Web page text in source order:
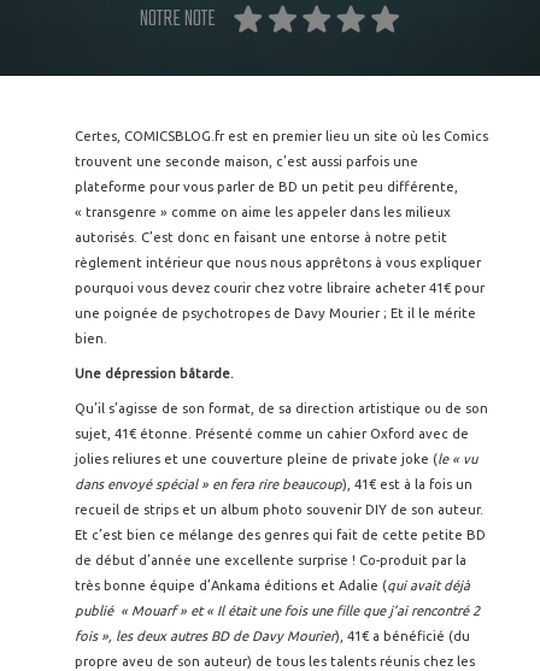
NOTRE NOTE
Certes, COMICSBLOG.fr est en premier lieu un site où les Comics
trouvent une seconde maison, c’est aussi parfois une
plateforme pour vous parler de BD un petit peu différente,
« transgenre » comme on aime les appeler dans les milieux
autorisés. C’est donc en faisant une entorse à notre petit
règlement intérieur que nous nous apprêtons à vous expliquer
pourquoi vous devez courir chez votre libraire acheter 41€ pour
une poignée de psychotropes de Davy Mourier ; Et il le mérite
bien.
Une dépression bâtarde.
Qu’il s’agisse de son format, de sa direction artistique ou de son
sujet, 41€ étonne. Présenté comme un cahier Oxford avec de
jolies reliures et une couverture pleine de private joke (le « vu
dans envoyé spécial » en fera rire beaucoup), 41€ est à la fois un
recueil de strips et un album photo souvenir DIY de son auteur.
Et c’est bien ce mélange des genres qui fait de cette petite BD
de début d’année une excellente surprise ! Co-produit par la
très bonne équipe d’Ankama éditions et Adalie (qui avait déjà
publié « Mouarf » et « Il était une fois une fille que j’ai rencontré 2
fois », les deux autres BD de Davy Mourier), 41€ a bénéficié (du
propre aveu de son auteur) de tous les talents réunis chez les